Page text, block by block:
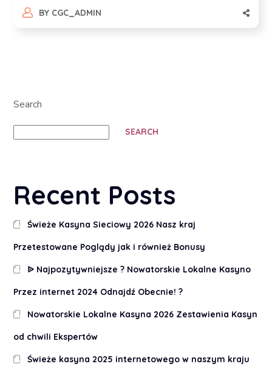
BY CGC_ADMIN
Search
SEARCH
Recent Posts
Świeże Kasyna Sieciowy 2026 Nasz kraj
Przetestowane Poglądy jak i również Bonusy
ᐉ Najpozytywniejsze ? Nowatorskie Lokalne Kasyno
Przez internet 2024 Odnajdź Obecnie! ?
Nowatorskie Lokalne Kasyna 2026 Zestawienia Kasyn
od chwili Ekspertów
Świeże kasyna 2025 internetowego w naszym kraju